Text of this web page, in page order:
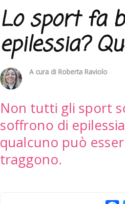
Lo sport fa
epilessia?
A cura di Roberta Raviolo
Non tutti gli sport
soffrono di
qualcuno può
traggono.